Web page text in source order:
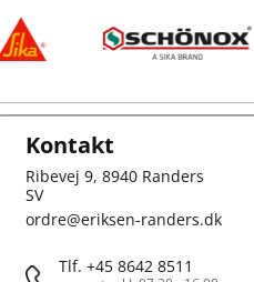
Kontakt
Ribevej 9, 8940 Randers
SV
ordre@eriksen-randers.dk
Tlf. +45 8642 8511